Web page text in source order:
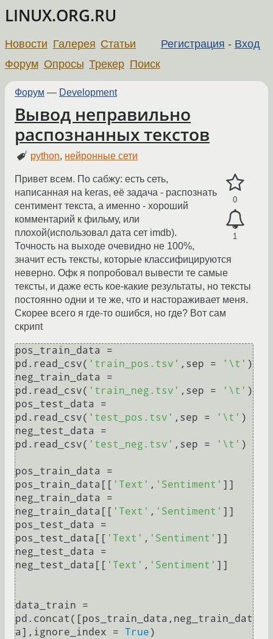
LINUX.ORG.RU
Регистрация - Вход
Новости Галерея Статьи
Форум Опросы Трекер Поиск
Форум — Development
Вывод неправильно
распознанных текстов
python, нейронные сети
0
1
Привет всем. По сабжу: есть сеть,
написанная на keras, её задача - распознать
сентимент текста, а именно - хороший
комментарий к фильму, или
плохой(использовал дата сет imdb).
Точность на выходе очевидно не 100%,
значит есть тексты, которые классифицируются
неверно. Офк я попробовал вывести те самые
тексты, и даже есть кое-какие результаты, но тексты
постоянно одни и те же, что и настораживает меня.
Скорее всего я где-то ошибся, но где? Вот сам
скрипt
pos_train_data =
pd.read_csv( 'train_pos.tsv' ,sep = '\t' )
neg_train_data =
pd.read_csv( 'train_neg.tsv' ,sep = '\t' )
pos_test_data =
pd.read_csv( 'test_pos.tsv' ,sep = '\t' )
neg_test_data =
pd.read_csv( 'test_neg.tsv' ,sep = '\t' )
pos_train_data =
pos_train_data[[ 'Text' , 'Sentiment' ]]
neg_train_data =
neg_train_data[[ 'Text' , 'Sentiment' ]]
pos_test_data =
pos_test_data[[ 'Text' , 'Sentiment' ]]
neg_test_data =
neg_test_data[[ 'Text' , 'Sentiment' ]]
data_train =
pd.concat([pos_train_data,neg_train_dat
a],ignore_index = True)